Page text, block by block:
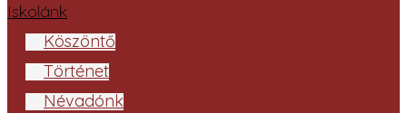
Iskolánk
Köszöntő
Történet
Névadónk